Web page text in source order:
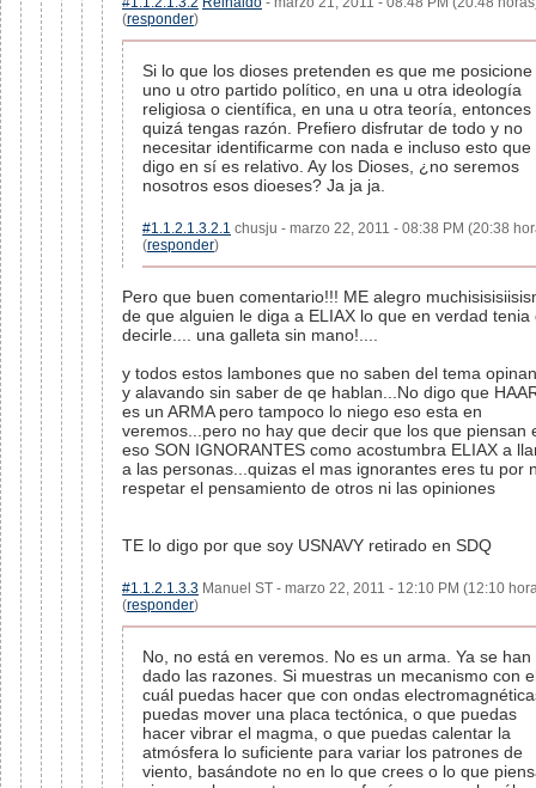
(responder)
Si lo que los dioses pretenden es que me posicione
uno u otro partido político, en una u otra ideología
religiosa o científica, en una u otra teoría, entonces
quizá tengas razón. Prefiero disfrutar de todo y no
necesitar identificarme con nada e incluso esto que
digo en sí es relativo. Ay los Dioses, ¿no seremos
nosotros esos dioeses? Ja ja ja.
#1.1.2.1.3.2.1 chusju - marzo 22, 2011 - 08:38 PM (20:38
(responder)
Pero que buen comentario!!! ME alegro
de que alguien le diga a ELIAX lo que en verdad tenia
decirle.... una galleta sin mano!....
y todos estos lambones que no saben del tema
y alavando sin saber de qe hablan...No digo que
es un ARMA pero tampoco lo niego eso esta en
veremos...pero no hay que decir que los que piensan
eso SON IGNORANTES como acostumbra ELIAX a
a las personas...quizas el mas ignorantes eres tu por
respetar el pensamiento de otros ni las opiniones
TE lo digo por que soy USNAVY retirado en SDQ
#1.1.2.1.3.3 Manuel ST - marzo 22, 2011 - 12:10 PM (12:10
(responder)
No, no está en veremos. No es un arma. Ya se han
dado las razones. Si muestras un mecanismo con
cuál puedas hacer que con ondas
puedas mover una placa tectónica, o que puedas
hacer vibrar el magma, o que puedas calentar la
atmósfera lo suficiente para variar los patrones de
viento, basándote no en lo que crees o lo que